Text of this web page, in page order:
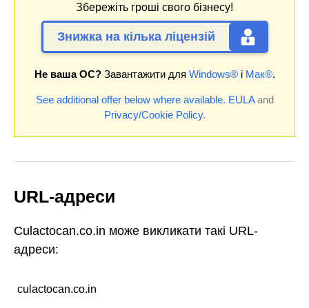
Збережіть гроші свого бізнесу!
Знижка на кілька ліцензій
Не ваша ОС?Завантажити для Windows®і Мак®.
See additional offer below where available. EULAand
Privacy/Cookie Policy.
URL-адреси
Culactocan.co.in може викликати такі URL-
адреси:
culactocan.co.in